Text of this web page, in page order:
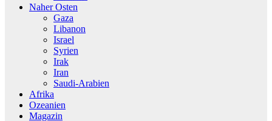
Naher Osten
Gaza
Libanon
Israel
Syrien
Irak
Iran
Saudi-Arabien
Afrika
Ozeanien
Magazin